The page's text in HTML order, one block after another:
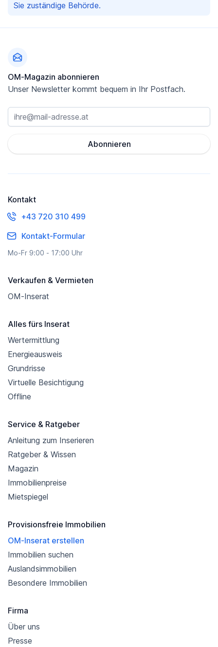
Sie zuständige Behörde.
OM-Magazin abonnieren
Unser Newsletter kommt bequem in Ihr Postfach.
Abonnieren
Kontakt
+43 720 310 499
Kontakt-Formular
Mo-Fr 9:00 - 17:00 Uhr
Verkaufen & Vermieten
OM-Inserat
Alles fürs Inserat
Wertermittlung
Energieausweis
Grundrisse
Virtuelle Besichtigung
Offline
Service & Ratgeber
Anleitung zum Inserieren
Ratgeber & Wissen
Magazin
Immobilienpreise
Mietspiegel
Provisionsfreie Immobilien
OM-Inserat erstellen
Immobilien suchen
Auslandsimmobilien
Besondere Immobilien
Firma
Über uns
Presse